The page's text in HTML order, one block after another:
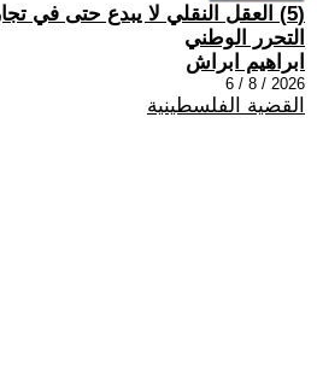
(5) العقل النقلي لا يبدع حتى في
التحرر الوطني
ابراهيم ابراش
2026 / 8 / 6
القضية الفلسطينية